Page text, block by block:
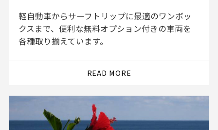
軽自動車からサーフトリップに最適のワンボッ
クスまで、便利な無料オプション付きの車両を
各種取り揃えています。
READ MORE